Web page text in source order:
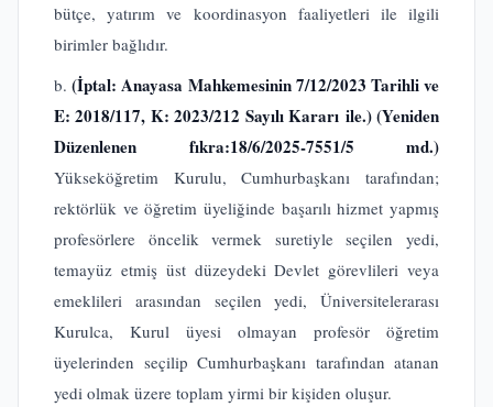
bütçe, yatırım ve koordinasyon faaliyetleri ile ilgili
birimler bağlıdır.
b.(İptal: Anayasa Mahkemesinin 7/12/2023 Tarihli ve
E: 2018/117, K: 2023/212 Sayılı Kararı ile.) (Yeniden
Düzenlenen fıkra:18/6/2025-7551/5 md.)
Yükseköğretim Kurulu, Cumhurbaşkanı tarafından;
rektörlük ve öğretim üyeliğinde başarılı hizmet yapmış
profesörlere öncelik vermek suretiyle seçilen yedi,
temayüz etmiş üst düzeydeki Devlet görevlileri veya
emeklileri arasından seçilen yedi, Üniversitelerarası
Kurulca, Kurul üyesi olmayan profesör öğretim
üyelerinden seçilip Cumhurbaşkanı tarafından atanan
yedi olmak üzere toplam yirmi bir kişiden oluşur.